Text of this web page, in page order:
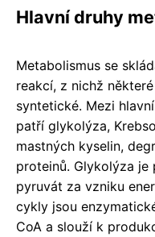
Hlavní druhy
Metabolismus se
reakcí, z nichž
syntetické. Mezi
patří glykolýza,
mastných kyselin,
proteinů. Glykolýza
pyruvát za vzniku
cykly jsou
CoA a slouží k